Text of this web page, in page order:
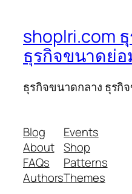
shoplri.com
ธุรกิจขนาดย่อ
ธุรกิจขนาดกลาง ธุรกิ
Blog
About
FAQs
Authors
Events
Shop
Patterns
Themes